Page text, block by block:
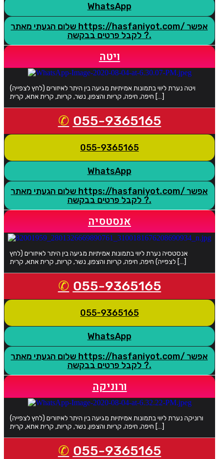
WhatsApp
שלום הגעתי מאתר https://hasfaniyot.com/ אפשר
לקבל פרטים בבקשה ?.
ויטה
ויטה נערת ליווי בתמונות אמיתיות מגיעה בין היתר לאיזורים (לחץ לצפייה)
חיפה, חיפה, קריות והצפון, נשר, קריות, קרית אתא, קרית […]
055-9365165
055-9365165
WhatsApp
שלום הגעתי מאתר https://hasfaniyot.com/ אפשר
לקבל פרטים בבקשה ?.
אנסטסיה
אנסטסיה נערת ליווי בתמונות אמיתיות מגיעה בין היתר לאיזורים (לחץ
לצפייה) חיפה, חיפה, קריות והצפון, נשר, קריות, קרית אתא, קרית […]
055-9365165
055-9365165
WhatsApp
שלום הגעתי מאתר https://hasfaniyot.com/ אפשר
לקבל פרטים בבקשה ?.
ורוניקה
ורוניקה נערת ליווי בתמונות אמיתיות מגיעה בין היתר לאיזורים (לחץ לצפייה)
חיפה, חיפה, קריות והצפון, נשר, קריות, קרית אתא, קרית […]
055-9365165